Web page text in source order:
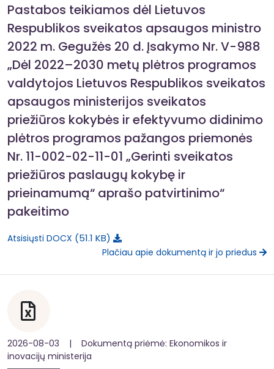
Pastabos teikiamos dėl Lietuvos
Respublikos sveikatos apsaugos ministro
2022 m. Gegužės 20 d. Įsakymo Nr. V-988
„Dėl 2022–2030 metų plėtros programos
valdytojos Lietuvos Respublikos sveikatos
apsaugos ministerijos sveikatos
priežiūros kokybės ir efektyvumo didinimo
plėtros programos pažangos priemonės
Nr. 11-002-02-11-01 „Gerinti sveikatos
priežiūros paslaugų kokybę ir
prieinamumą“ aprašo patvirtinimo“
pakeitimo
Atsisiųsti DOCX 51.1 KB
Plačiau apie dokumentą ir jo priedus
2026-08-03 | Dokumentą priėmė: Ekonomikos ir
inovacijų ministerija